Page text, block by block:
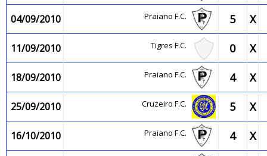
04/09/2010 Praiano F.C. 5 X
11/09/2010 Tigres F.C. 0 X
18/09/2010 Praiano F.C. 4 X
25/09/2010 Cruzeiro F.C. 5 X
16/10/2010 Praiano F.C. 4 X